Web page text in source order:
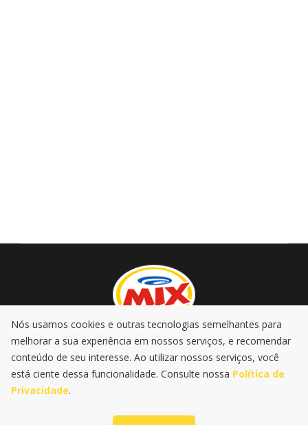
AO VIVO PROMOÇÕES PODCASTS
MÚSICA
NOTÍCIAS
Política de Privacidade|LGPD|@2025 Rádio Mix FM . Todos os
Nós usamos cookies e outras tecnologias semelhantes para
melhorar a sua experiência em nossos serviços, e recomendar
conteúdo de seu interesse. Ao utilizar nossos serviços, você
está ciente dessa funcionalidade. Consulte nossa Política de
Privacidade.